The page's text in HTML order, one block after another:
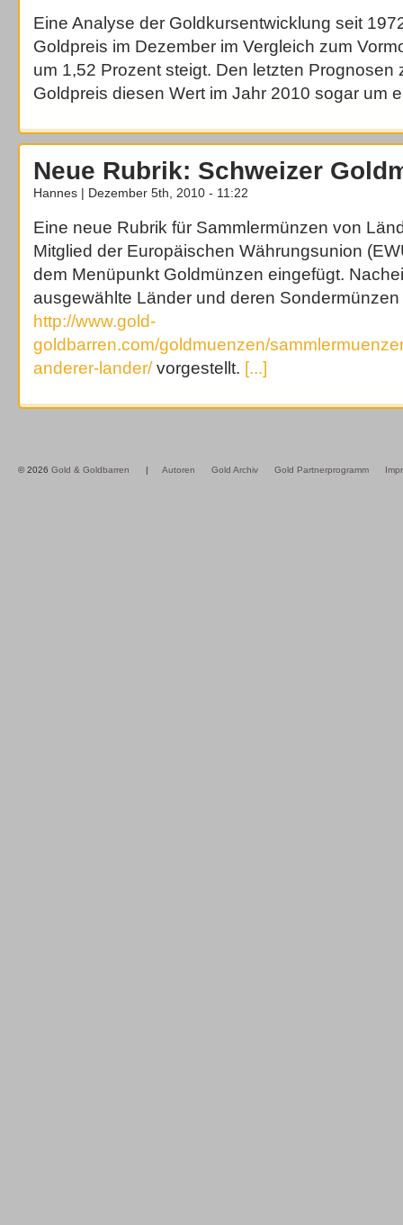
Eine Analyse der Goldkursentwicklung seit
Goldpreis im Dezember im Vergleich zum
um 1,52 Prozent steigt. Den letzten Prognosen
Goldpreis diesen Wert im Jahr 2010 sogar um
Neue Rubrik: Schweizer
Hannes | Dezember 5th, 2010 - 11:22
Eine neue Rubrik für Sammlermünzen von
Mitglied der Europäischen Währungsunion
dem Menüpunkt Goldmünzen eingefügt.
ausgewählte Länder und deren
http://www.gold-
goldbarren.com/goldmuenzen/
anderer-lander/vorgestellt. [...]
© 2026 Gold & Goldbarren | Autoren Gold Archiv Gold Partnerprogramm